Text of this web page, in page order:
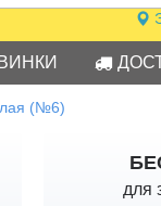
(№6)
для